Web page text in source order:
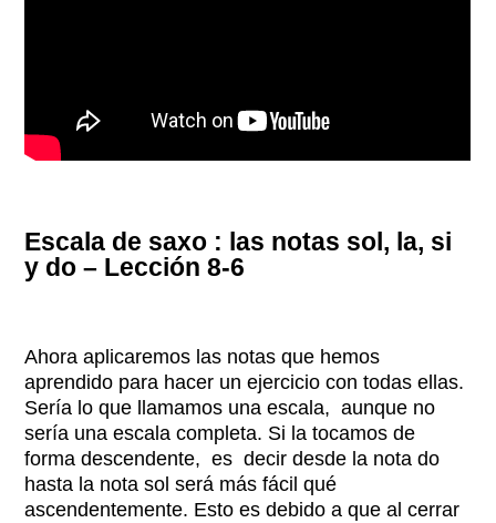
Escala de saxo : las notas sol, la, si
y do – Lección 8-6
Ahora aplicaremos las notas que hemos
aprendido para hacer un ejercicio con todas ellas.
Sería lo que llamamos una escala, aunque no
sería una escala completa. Si la tocamos de
forma descendente, es decir desde la nota do
hasta la nota sol será más fácil qué
ascendentemente. Esto es debido a que al cerrar